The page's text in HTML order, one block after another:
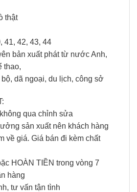
thật
41, 42, 43, 44
bản xuất phát từ nước Anh,
thao,
dã ngoại, du lịch, công sở
qua chỉnh sửa
sản xuất nên khách hàng
về giá. Giá bán đi kèm chất
HOÀN TIỀN trong vòng 7
hàng
tư vấn tận tình